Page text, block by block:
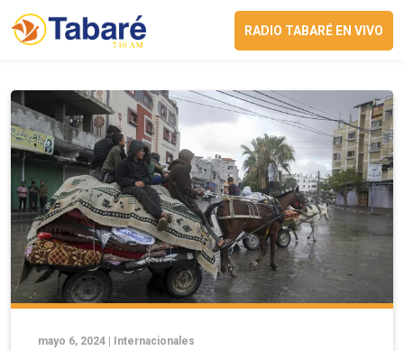
RADIO TABARÉ EN VIVO
mayo 6, 2024 | Internacionales